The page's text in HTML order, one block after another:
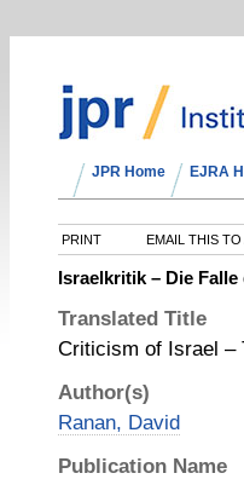
JPR Home EJRA
PRINT EMAIL THIS TO
Israelkritik – Die
Translated Title
Criticism of Israel –
Author(s)
Ranan, David
Publication Name